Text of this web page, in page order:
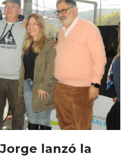
lanzó la